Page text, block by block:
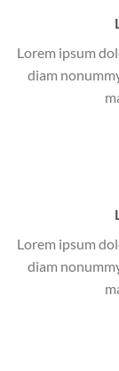
Lorem ipsum
diam
Lorem ipsum
diam